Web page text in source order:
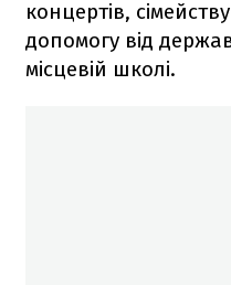
концертів,
допомогу від
місцевій школі.